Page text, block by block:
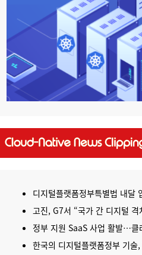
디지털플랫폼정부특별법 내
고진, G7서 “국가 간 디지털
정부 지원 SaaS 사업 활발…클
한국의 디지털플랫폼정부 기술